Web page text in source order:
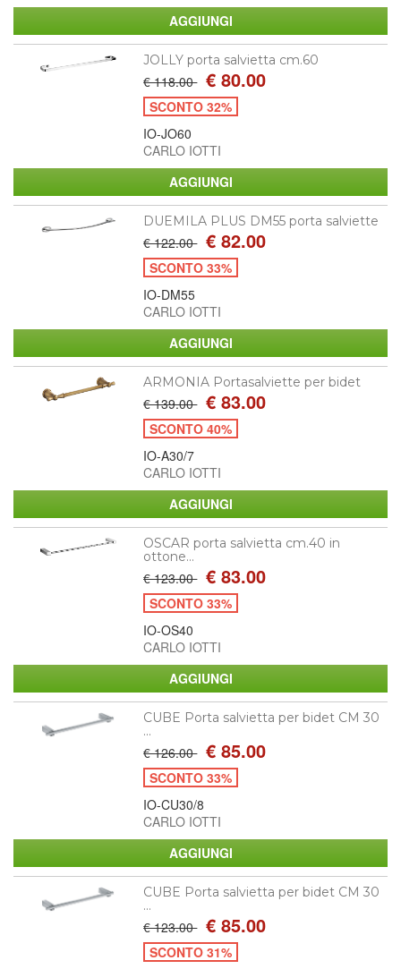
JOLLY porta salvietta cm.60
€ 118.00 € 80.00
SCONTO 32%
IO-JO60
CARLO IOTTI
DUEMILA PLUS DM55 porta salviette
€ 122.00 € 82.00
SCONTO 33%
IO-DM55
CARLO IOTTI
ARMONIA Portasalviette per bidet
€ 139.00 € 83.00
SCONTO 40%
IO-A30/7
CARLO IOTTI
OSCAR porta salvietta cm.40 in
ottone...
€ 123.00 € 83.00
SCONTO 33%
IO-OS40
CARLO IOTTI
CUBE Porta salvietta per bidet CM 30
...
€ 126.00 € 85.00
SCONTO 33%
IO-CU30/8
CARLO IOTTI
CUBE Porta salvietta per bidet CM 30
...
€ 123.00 € 85.00
SCONTO 31%